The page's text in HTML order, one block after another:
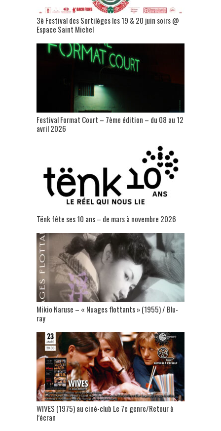
3è Festival des Sortilèges les 19 & 20 juin soirs @
Espace Saint Michel
Festival Format Court – 7ème édition – du 08 au 12
avril 2026
Tënk fête ses 10 ans – de mars à novembre 2026
Mikio Naruse – « Nuages flottants » (1955) / Blu-
ray
WIVES (1975) au ciné-club Le 7e genre/Retour à
l’écran